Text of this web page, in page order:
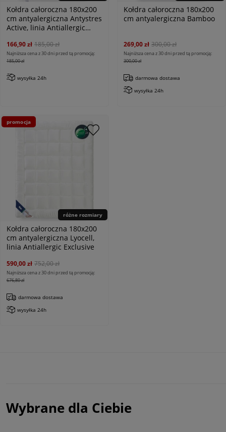
Kołdra całoroczna 180x200
cm antyalergiczna Antystres
Active, linia Antiallergic
166,90 zł 185,00 zł
Najniższa cena z 30 dni przed tą promocją:
185,00 zł
wysyłka 24h
Kołdra całoroczna 180x200
cm antyalergiczna Bamboo
269,00 zł 300,00 zł
Najniższa cena z 30 dni przed tą promocją:
300,00 zł
darmowa dostawa
wysyłka 24h
różne rozmiary
Kołdra całoroczna 180x200
cm antyalergiczna Lyocell,
linia Antiallergic Exclusive
590,00 zł 752,00 zł
Najniższa cena z 30 dni przed tą promocją:
676,80 zł
darmowa dostawa
wysyłka 24h
promocja
Wybrane dla Ciebie